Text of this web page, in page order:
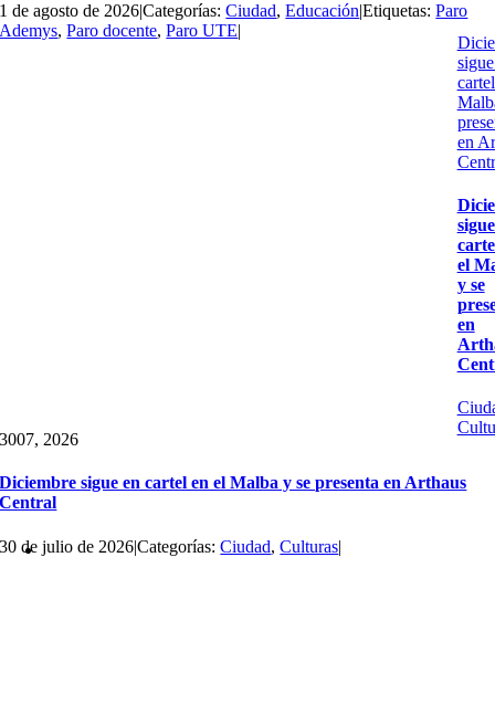
1 de agosto de 2026|Categorías:Ciudad,Educación|Etiquetas:Paro
Ademys,Paro docente,Paro UTE|
en
el
y se
en
3007, 2026
Diciembre sigue en cartel en el Malba y se presenta en Arthaus
Central
30 de julio de 2026|Categorías:Ciudad,Culturas|